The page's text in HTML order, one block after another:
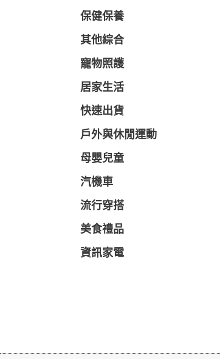
保健保養
其他綜合
寵物照護
居家生活
快速出貨
戶外與休閒運動
母嬰兒童
汽機車
流行穿搭
美食禮品
資訊家電